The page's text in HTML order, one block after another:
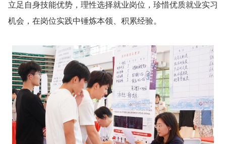
立足自身技能优势，理性选择就业岗位，珍惜优质就业实习
机会，在岗位实践中锤炼本领、积累经验。